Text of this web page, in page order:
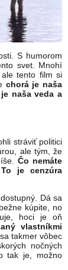
S humorom
svet. Mnohí
tento film si
chorá je naša
naša veda a
stráviť politici
ale tým, že
Čo nemáte
je cenzúra
Dá sa
kúpite, no
hoci je oň
vlastníkmi
takmer vôbec
nočných
tak je, možno